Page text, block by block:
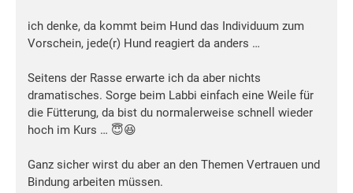
ich denke, da kommt beim Hund das Individuum zum
Vorschein, jede(r) Hund reagiert da anders …
Seitens der Rasse erwarte ich da aber nichts
dramatisches. Sorge beim Labbi einfach eine Weile für
die Fütterung, da bist du normalerweise schnell wieder
hoch im Kurs … 😇😆
Ganz sicher wirst du aber an den Themen Vertrauen und
Bindung arbeiten müssen.